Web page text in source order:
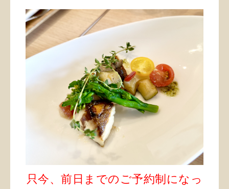
只今、前日までのご予約制になっ